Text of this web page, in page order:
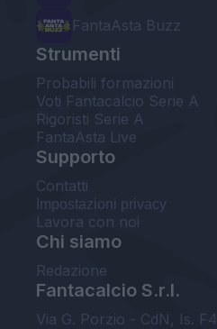
FantaAsta Buzz
Strumenti
Probabili formazioni
Voti Fantacalcio Serie A
Rigoristi Serie A
FantaAsta Live
Supporto
Contatti
Impostazioni privacy
Lavora con noi
Chi siamo
Redazione
Fantacalcio S.r.l.
Via G. Porzio - CdN, Is. F4